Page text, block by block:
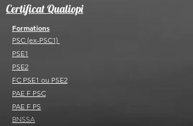
Certificat Qualiopi
Formations
PSC (ex-PSC1)
PSE1
PSE2
FC PSE1 ou PSE2
PAE F PSC
PAE F PS
BNSSA